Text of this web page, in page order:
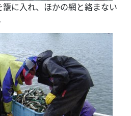
に入れ、ほかの網と絡まない